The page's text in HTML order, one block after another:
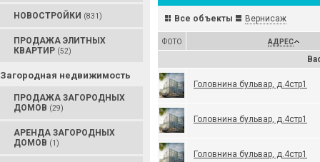
НОВОСТРОЙКИ (831)
ПРОДАЖА ЭЛИТНЫХ
КВАРТИР (52)
Загородная недвижимость
ПРОДАЖА ЗАГОРОДНЫХ
ДОМОВ (29)
АРЕНДА ЗАГОРОДНЫХ
ДОМОВ (1)
Все объекты Вернисаж
ФОТО АДРЕС
Головнина бульвар, д.4стр1
Головнина бульвар, д.4стр1
Головнина бульвар, д.4стр1